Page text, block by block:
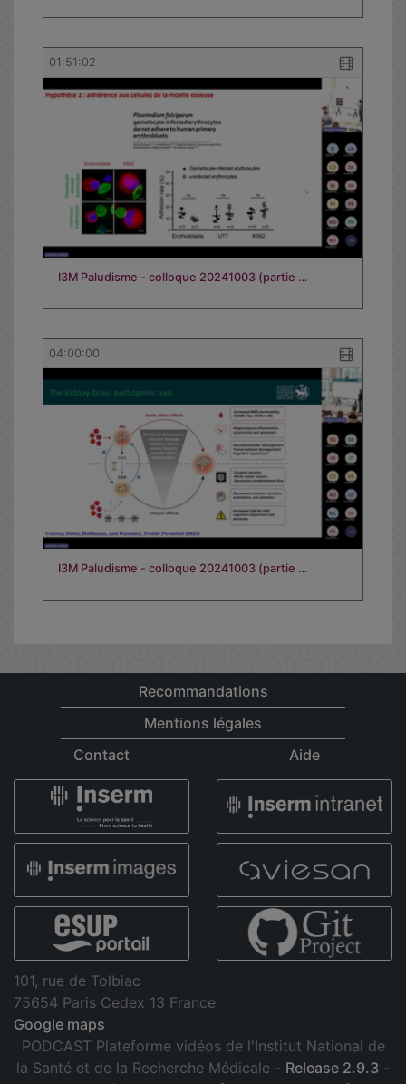
01:51:02
I3M Paludisme - colloque 20241003 (partie …
04:00:00
I3M Paludisme - colloque 20241003 (partie …
Recommandations
Mentions légales
Contact
Aide
101, rue de Tolbiac
75654 Paris Cedex 13 France
Google maps
PODCAST Plateforme vidéos de l'Institut National de
la Santé et de la Recherche Médicale - Release 2.9.3 -